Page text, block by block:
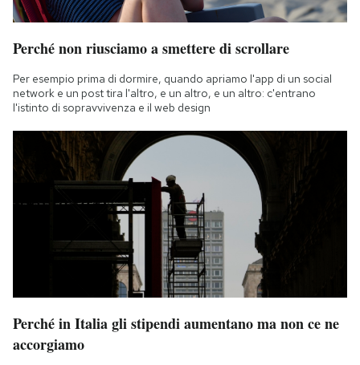
Perché non riusciamo a smettere di scrollare
Per esempio prima di dormire, quando apriamo l'app di un social
network e un post tira l'altro, e un altro, e un altro: c'entrano
l'istinto di sopravvivenza e il web design
Perché in Italia gli stipendi aumentano ma non ce ne
accorgiamo